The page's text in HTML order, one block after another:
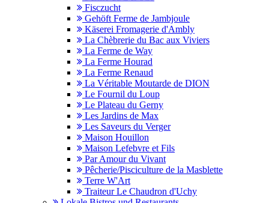
Fisczucht
Gehöft Ferme de Jambjoule
Käserei Fromagerie d'Ambly
La Chèbrerie du Bac aux Viviers
La Ferme de Way
La Ferme Hourad
La Ferme Renaud
La Véritable Moutarde de DION
Le Fournil du Loup
Le Plateau du Gerny
Les Jardins de Max
Les Saveurs du Verger
Maison Houillon
Maison Lefebvre et Fils
Par Amour du Vivant
Pêcherie/Pisciculture de la Masblette
Terre W'Art
Traiteur Le Chaudron d'Uchy